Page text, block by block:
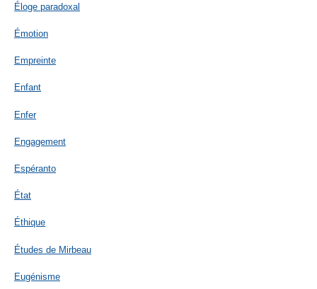
Éloge paradoxal
Émotion
Empreinte
Enfant
Enfer
Engagement
Espéranto
État
Éthique
Études de Mirbeau
Eugénisme